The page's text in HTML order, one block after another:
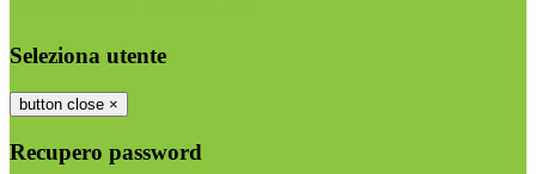
Seleziona utente
button close ×
Recupero password